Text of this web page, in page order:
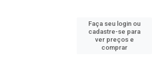
Faça seu login ou
cadastre-se para
ver preços e
comprar